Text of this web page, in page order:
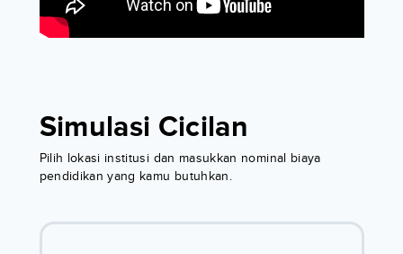
Simulasi Cicilan
Pilih lokasi institusi dan masukkan nominal biaya
pendidikan yang kamu butuhkan.